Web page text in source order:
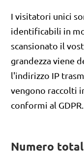
I visitatori unici
identificabili in
scansionato il
grandezza viene
l'indirizzo IP
vengono raccolti
conformi al GDPR.
Numero